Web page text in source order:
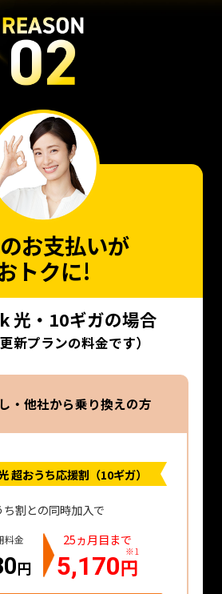
お支払いが
トクに!
光・10ギガの場合
新プランの料金です）
・他社から乗り換えの方
おうち応援割（10ギガ）
ち割との同時加入で
料金
円
25ヵ月目まで
5,170円
※1